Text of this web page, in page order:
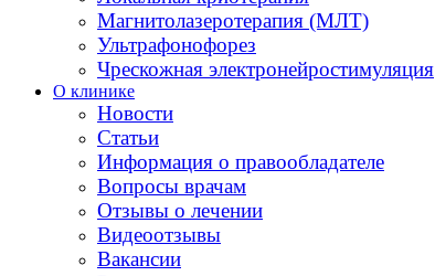
Магнитолазеротерапия (МЛТ)
Ультрафонофорез
Чрескожная электронейростимуляция
О клинике
Новости
Статьи
Информация о правообладателе
Вопросы врачам
Отзывы о лечении
Видеоотзывы
Вакансии